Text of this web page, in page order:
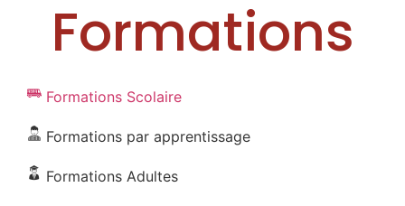
Formations
Formations Scolaire
Formations par apprentissage
Formations Adultes